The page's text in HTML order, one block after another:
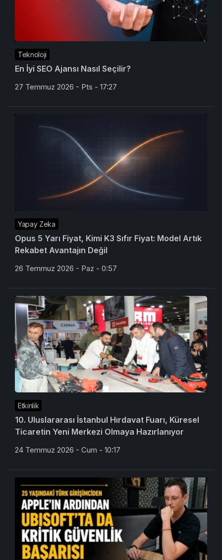
Teknoloji
En İyi SEO Ajansı Nasıl Seçilir?
27 Temmuz 2026 - Pts - 17:27
Yapay Zeka
Opus 5 Yarı Fiyat, Kimi K3 Sıfır Fiyat: Model Artık
Rekabet Avantajın Değil
26 Temmuz 2026 - Paz - 0:57
Etkinlik
10. Uluslararası İstanbul Hırdavat Fuarı, Küresel
Ticaretin Yeni Merkezi Olmaya Hazırlanıyor
24 Temmuz 2026 - Cum - 10:17